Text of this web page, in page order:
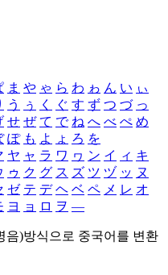
ま や ゃ ら わ ゎ ん い ぃ
う ぅ く ぐ す ず つ づ っ
せ ぜ て で ね へ べ ぺ め
ぽ も よ ょ ろ を
ヤ ャ ラ ワ ヮ ン イ ィ キ
ゥ ク グ ス ズ ツ ヅ ッ ヌ
ゼ テ デ ヘ ベ ペ メ レ オ
ヨ ョ ロ ヲ ―
음)방식으로 중국어를 변환